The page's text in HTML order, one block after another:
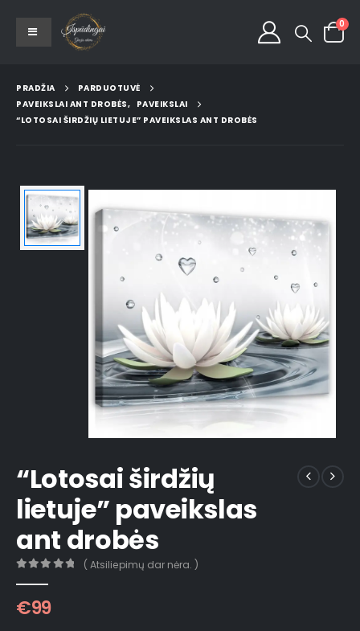
0
PRADŽIA
PARDUOTUVĖ
PAVEIKSLAI ANT DROBĖS, PAVEIKSLAI
“LOTOSAI ŠIRDŽIŲ LIETUJE” PAVEIKSLAS ANT DROBĖS
“Lotosai širdžių
lietuje” paveikslas
ant drobės
( Atsiliepimų dar nėra. )
€99